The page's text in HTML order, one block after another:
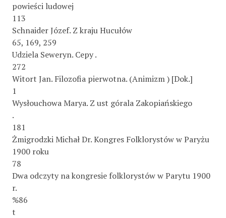
powieści ludowej
113
Schnaider Józef. Z kraju Hucułów
65, 169, 259
Udziela Seweryn. Cepy .
272
Witort Jan. Filozofia pierwotna. (Animizm ) [Dok.]
1
Wysłouchowa Marya. Z ust górala Zakopiańskiego
.
181
Żmigrodzki Michał Dr. Kongres Folklorystów w Paryżu
1900 roku
78
Dwa odczyty na kongresie folklorystów w Parytu 1900
r.
%86
t